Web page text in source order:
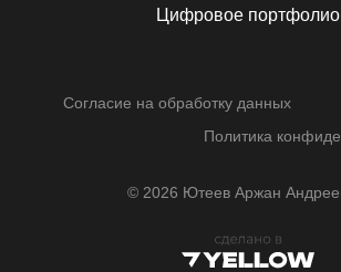
Политика
Согласие на обработку данных
Цифровое портфолио
© 2026 Ютеев Аржан